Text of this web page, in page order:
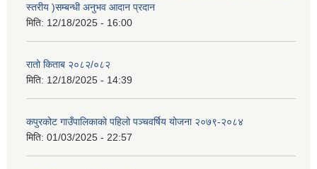
स्तरीय )सम्बन्धी अनुभव आदान प्रदान
मिति: 12/18/2025 - 16:00
रातो किताब २०८२/०८२
मिति: 12/18/2025 - 14:39
कपुरकोट गाउँपालिकाको पहिलो पञ्चवर्षिय योजना २०७९-२०८४
मिति: 01/03/2025 - 22:57